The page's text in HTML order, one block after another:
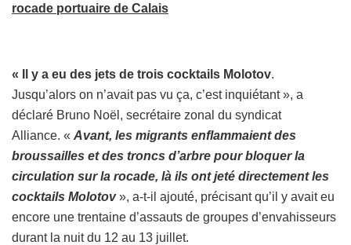
rocade portuaire de Calais
« Il y a eu des jets de trois cocktails Molotov.
Jusqu’alors on n’avait pas vu ça, c’est inquiétant », a
déclaré Bruno Noël, secrétaire zonal du syndicat
Alliance. « Avant, les migrants enflammaient des
broussailles et des troncs d’arbre pour bloquer la
circulation sur la rocade, là ils ont jeté directement les
cocktails Molotov», a-t-il ajouté, précisant qu’il y avait eu
encore une trentaine d’assauts de groupes d’envahisseurs
durant la nuit du 12 au 13 juillet.